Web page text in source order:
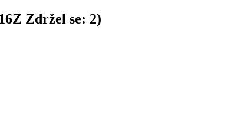
16Z Zdržel se: 2)